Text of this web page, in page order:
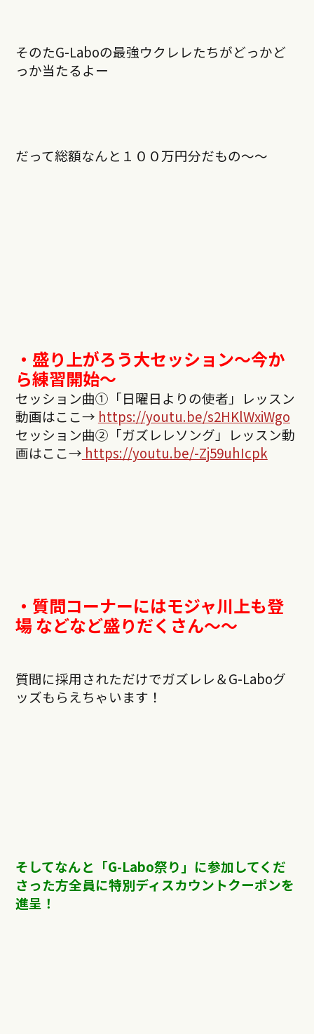
そのたG-Laboの最強ウクレレたちがどっかど
っか当たるよー
だって総額なんと１００万円分だもの〜〜
・盛り上がろう大セッション〜今か
ら練習開始〜
セッション曲①「日曜日よりの使者」レッスン
動画はここ→ https://youtu.be/s2HKlWxiWgo
セッション曲②「ガズレレソング」レッスン動
画はここ→ https://youtu.be/-Zj59uhIcpk
・質問コーナーにはモジャ川上も登
場 などなど盛りだくさん〜〜
質問に採用されただけでガズレレ＆G-Laboグ
ッズもらえちゃいます！
そしてなんと「G-Labo祭り」に参加してくだ
さった方全員に特別ディスカウントクーポンを
進呈！